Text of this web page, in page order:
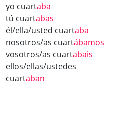
yo cuartaba
tú cuartabas
él/ella/usted cuartaba
nosotros/as cuartábamos
vosotros/as cuartabais
ellos/ellas/ustedes
cuartaban